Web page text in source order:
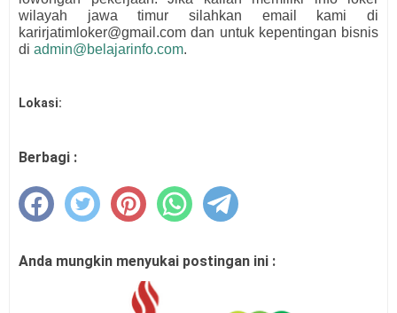
wilayah jawa timur silahkan email kami di
karirjatimloker@gmail.com dan untuk kepentingan bisnis
di admin@belajarinfo.com.
Lokasi:
Berbagi :
Anda mungkin menyukai postingan ini :